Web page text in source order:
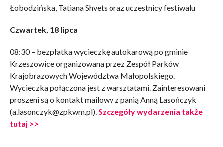
Łobodzińska, Tatiana Shvets oraz uczestnicy festiwalu
Czwartek, 18 lipca
08:30 – bezpłatka wycieczkę autokarową po gminie
Krzeszowice organizowana przez Zespół Parków
Krajobrazowych Województwa Małopolskiego.
Wycieczka połączona jest z warsztatami. Zainteresowani
proszeni są o kontakt mailowy z panią Anną Lasończyk
(a.lasonczyk@zpkwm.pl).Szczegóły wydarzenia także
tutaj >>